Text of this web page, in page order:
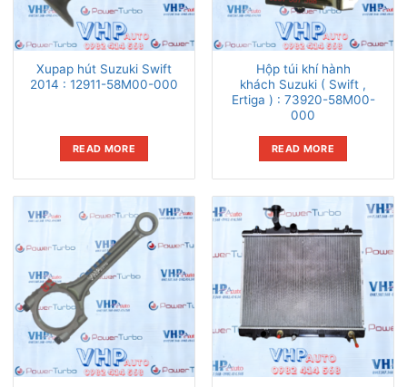
Xupap hút Suzuki Swift
2014 : 12911-58M00-000
READ MORE
Hộp túi khí hành
khách Suzuki ( Swift ,
Ertiga ) : 73920-58M00-
000
READ MORE